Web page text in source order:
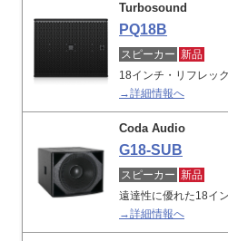
Turbosound
PQ18B
スピーカー 新品
18インチ・リフレッ
→詳細情報へ
Coda Audio
G18-SUB
スピーカー 新品
遠達性に優れた18イ
→詳細情報へ